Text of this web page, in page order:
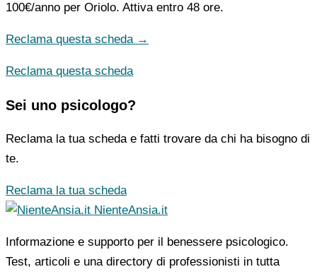
100€/anno per Oriolo. Attiva entro 48 ore.
Reclama questa scheda →
Reclama questa scheda
Sei uno psicologo?
Reclama la tua scheda e fatti trovare da chi ha bisogno di
te.
Reclama la tua scheda
NienteAnsia.it
Informazione e supporto per il benessere psicologico.
Test, articoli e una directory di professionisti in tutta